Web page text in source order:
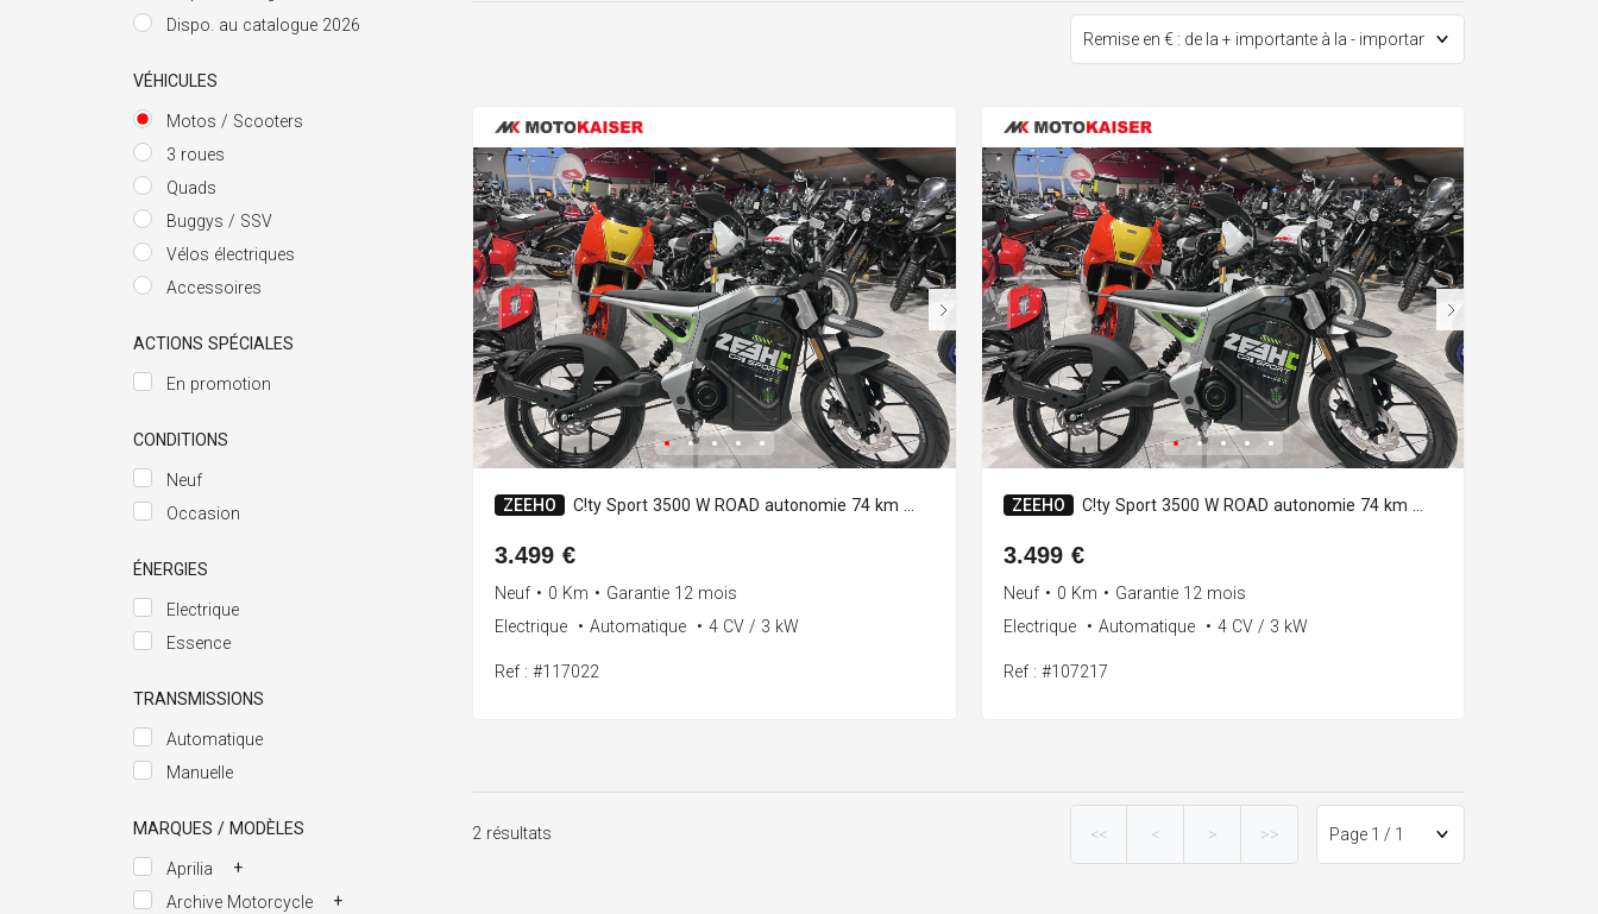
Dispo. au catalogue 2026
VÉHICULES
Motos / Scooters
3 roues
Quads
Buggys / SSV
Vélos électriques
Accessoires
ACTIONS SPÉCIALES
En promotion
CONDITIONS
Neuf
Occasion
ÉNERGIES
Electrique
Essence
TRANSMISSIONS
Automatique
Manuelle
MARQUES / MODÈLES
+
Aprilia
+
Archive Motorcycle
ZEEHO C!ty Sport 3500 W ROAD autonomie 74 km homologuée 45 Km/h.
3.499 €
Neuf • 0 Km • Garantie 12 mois
Electrique
• Automatique • 4 CV / 3 kW
Ref : #117022
ZEEHO C!ty Sport 3500 W ROAD autonomie 74 km homologuée 45 Km/h.
3.499 €
Neuf • 0 Km • Garantie 12 mois
Electrique
• Automatique • 4 CV / 3 kW
Ref : #107217
2 résultats << < > >>